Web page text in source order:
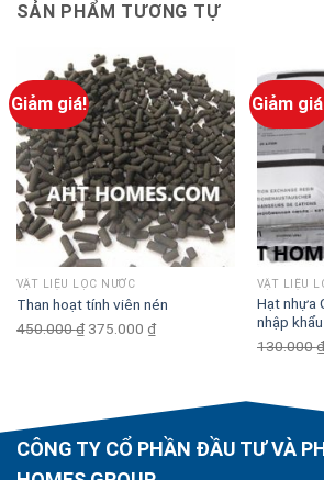
SẢN PHẨM TƯƠNG TỰ
Giảm giá!
VẬT LIỆU LỌC NƯỚC
Than hoạt tính viên nén
450.000₫ Original
375.000 ₫Current
Giảm
VẬT LIỆU
Hạt nhựa
nhập
130.000₫
CÔNG TY CỔ PHẦN ĐẦU TƯ VÀ